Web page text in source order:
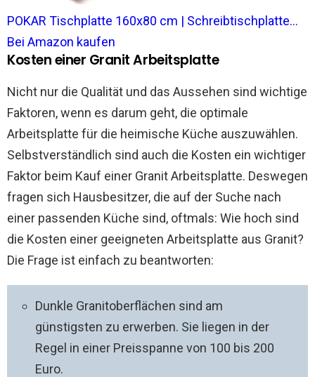
POKAR Tischplatte 160x80 cm | Schreibtischplatte...
Bei Amazon kaufen
Kosten einer Granit Arbeitsplatte
Nicht nur die Qualität und das Aussehen sind wichtige
Faktoren, wenn es darum geht, die optimale
Arbeitsplatte für die heimische Küche auszuwählen.
Selbstverständlich sind auch die Kosten ein wichtiger
Faktor beim Kauf einer Granit Arbeitsplatte. Deswegen
fragen sich Hausbesitzer, die auf der Suche nach
einer passenden Küche sind, oftmals: Wie hoch sind
die Kosten einer geeigneten Arbeitsplatte aus Granit?
Die Frage ist einfach zu beantworten:
Dunkle Granitoberflächen sind am
günstigsten zu erwerben. Sie liegen in der
Regel in einer Preisspanne von 100 bis 200
Euro.